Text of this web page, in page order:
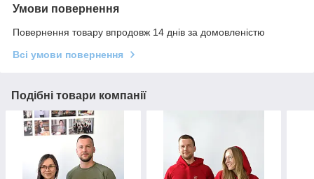
Умови повернення
Повернення товару впродовж 14 днів за домовленістю
Всі умови повернення
Подібні товари компанії